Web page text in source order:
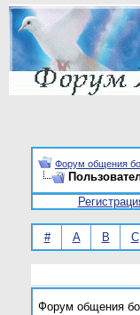
Форум общения
# A B C
Форум общения